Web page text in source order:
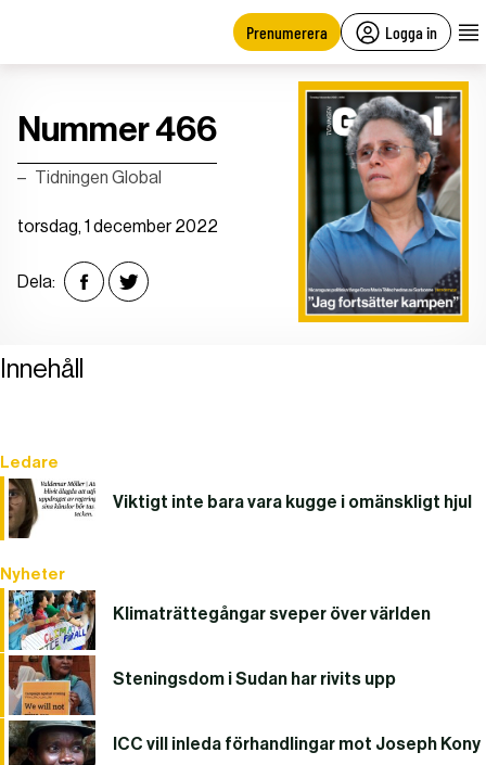
Prenumerera Logga in
Nummer 466
Tidningen Global
torsdag, 1 december 2022
Dela:
Innehåll
Ledare
Viktigt inte bara vara kugge i omänskligt hjul
Nyheter
Klimaträttegångar sveper över världen
Steningsdom i Sudan har rivits upp
ICC vill inleda förhandlingar mot Joseph Kony